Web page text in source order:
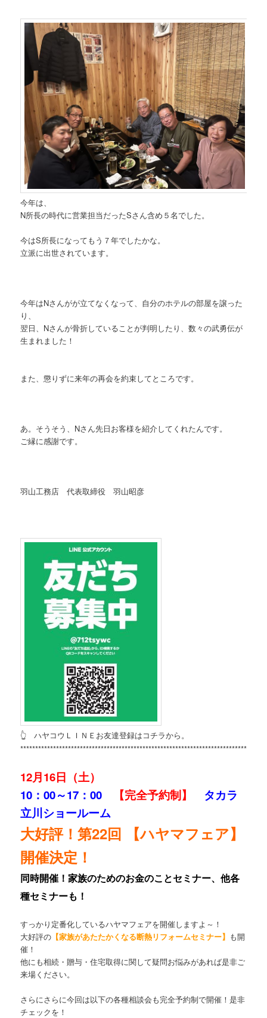
今年は、
N所長の時代に営業担当だったSさん含め５名でした。
今はS所長になってもう７年でしたかな。
立派に出世されています。
今年はNさんがが立てなくなって、自分のホテルの部屋を譲った
り、
翌日、Nさんが骨折していることが判明したり、数々の武勇伝が
生まれました！
また、懲りずに来年の再会を約束してところです。
あ。そうそう、Nさん先日お客様を紹介してくれたんです。
ご縁に感謝です。
羽山工務店 代表取締役 羽山昭彦
👆 ハヤコウＬＩＮＥお友達登録はコチラから。
**********************************************************************************
12月16日（土）
10：00～17：00
【完全予約制】
タカラ
立川ショールーム
大好評！第22回 【ハヤマフェア】
開催決定！
同時開催！家族のためのお金のことセミナー、他各
種セミナーも！
すっかり定番化しているハヤマフェアを開催しますよ～！
大好評の 【家族があたたかくなる断熱リフォームセミナー】 も開
催！
他にも相続・贈与・住宅取得に関して疑問お悩みがあれば是非ご
来場ください。
さらにさらに今回は以下の各種相談会も完全予約制で開催！是非
チェックを！